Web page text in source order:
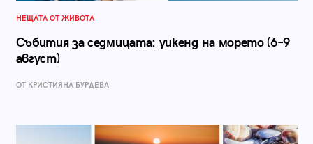
НЕЩАТА ОТ ЖИВОТА
Събития за седмицата: уикенд на морето (6–9
август)
ОТ КРИСТИЯНА БУРДЕВА